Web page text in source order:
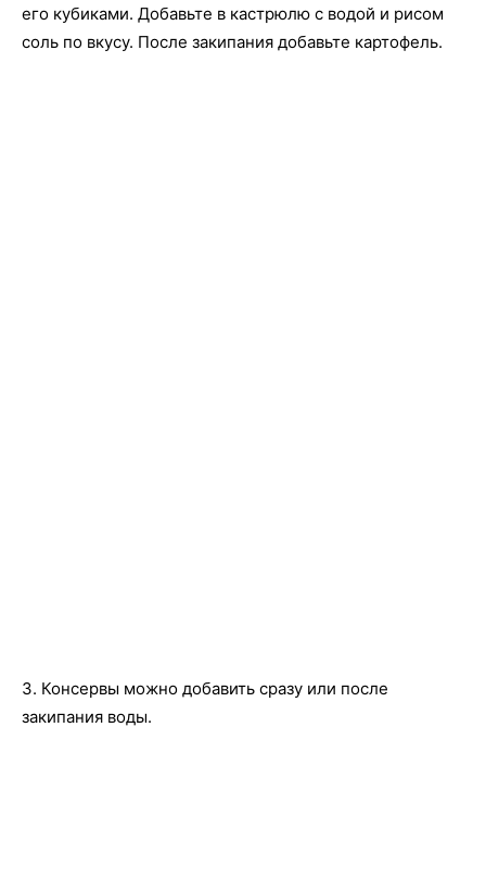
его кубиками. Добавьте в кастрюлю с водой и рисом
соль по вкусу. После закипания добавьте картофель.
3. Консервы можно добавить сразу или после
закипания воды.